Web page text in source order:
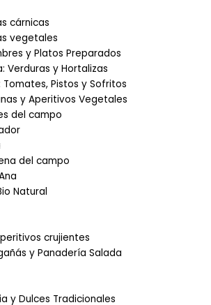
cárnicas
vegetales
y Platos Preparados
Verduras y Hortalizas
Tomates, Pistos y Sofritos
y Aperitivos Vegetales
del campo
del campo
Natural
crujientes
y Panadería Salada
y Dulces Tradicionales